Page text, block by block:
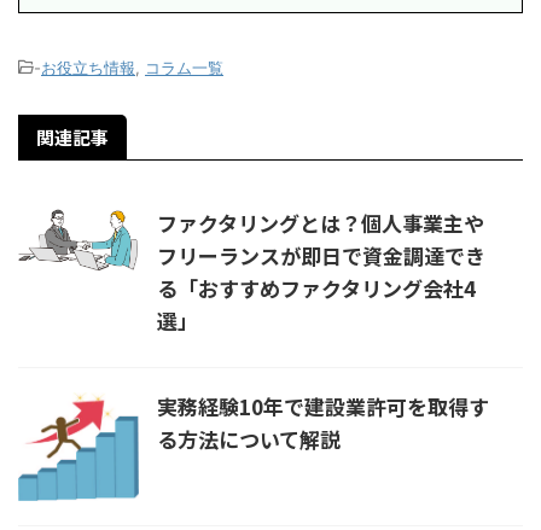
-お役立ち情報, コラム一覧
関連記事
ファクタリングとは？個人事業主や
フリーランスが即日で資金調達でき
る「おすすめファクタリング会社4
選」
実務経験10年で建設業許可を取得す
る方法について解説